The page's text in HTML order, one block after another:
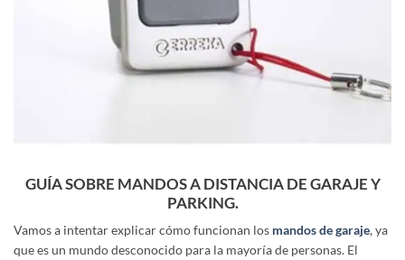
GUÍA SOBRE MANDOS A DISTANCIA DE GARAJE Y
PARKING.
Vamos a intentar explicar cómo funcionan los mandos de garaje, ya
que es un mundo desconocido para la mayoría de personas. El